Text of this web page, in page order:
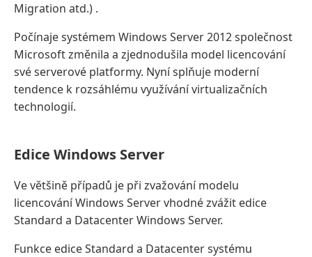
Migration atd.) .
Počínaje systémem Windows Server 2012 společnost
Microsoft změnila a zjednodušila model licencování
své serverové platformy. Nyní splňuje moderní
tendence k rozsáhlému využívání virtualizačních
technologií.
Edice Windows Server
Ve většině případů je při zvažování modelu
licencování Windows Server vhodné zvážit edice
Standard a Datacenter Windows Server.
Funkce edice Standard a Datacenter systému